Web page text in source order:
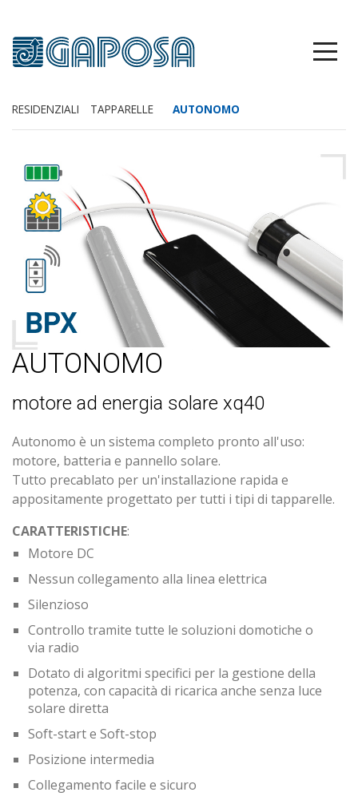
RESIDENZIALI TAPPARELLE AUTONOMO
AUTONOMO
motore ad energia solare xq40
Autonomo è un sistema completo pronto all'uso:
motore, batteria e pannello solare.
Tutto precablato per un'installazione rapida e
appositamente progettato per tutti i tipi di tapparelle.
CARATTERISTICHE:
Motore DC
Nessun collegamento alla linea elettrica
Silenzioso
Controllo tramite tutte le soluzioni domotiche o
via radio
Dotato di algoritmi specifici per la gestione della
potenza, con capacità di ricarica anche senza luce
solare diretta
Soft-start e Soft-stop
Posizione intermedia
Collegamento facile e sicuro